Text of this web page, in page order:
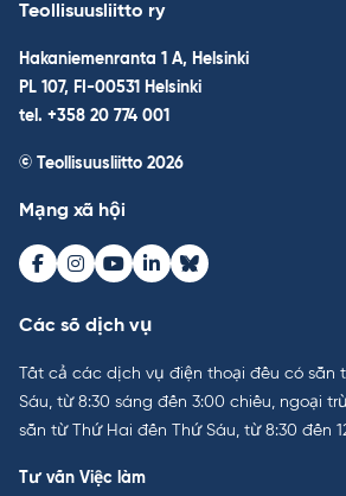
Teollisuusliitto ry
Hakaniemenranta 1 A, Helsinki
PL 107, FI-00531 Helsinki
tel. +358 20 774 001
© Teollisuusliitto 2026
Mạng xã hội
Facebook
Instagram
Youtube
LinkedInBluesky
Các số dịch vụ
Tất cả các dịch vụ điện thoại đều có sẵn
Sáu, từ 8:30 sáng đến 3:00 chiều, ngoại
sẵn từ Thứ Hai đến Thứ Sáu, từ 8:30 đến
Tư vấn Việc làm